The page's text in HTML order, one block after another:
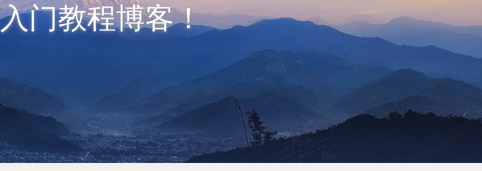
门教程博客！